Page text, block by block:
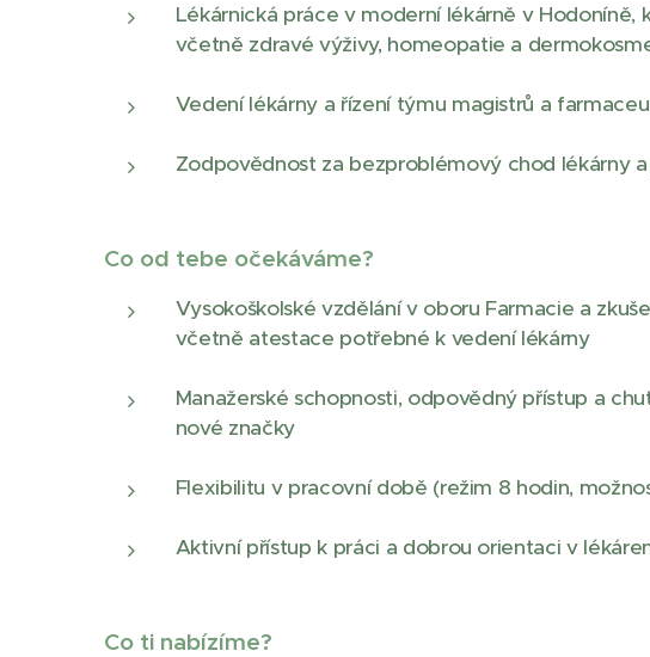
Lékárnická práce v moderní lékárně v Hodoníně,
včetně zdravé výživy, homeopatie a
Vedení lékárny a řízení týmu magistrů a
Zodpovědnost za bezproblémový chod lékárny
Co od tebe očekáváme?
Vysokoškolské vzdělání v oboru Farmacie a
včetně atestace potřebné k vedení lékárny
Manažerské schopnosti, odpovědný přístup a
nové značky
Flexibilitu v pracovní době (režim 8 hodin,
Aktivní přístup k práci a dobrou orientaci v
Co ti nabízíme?